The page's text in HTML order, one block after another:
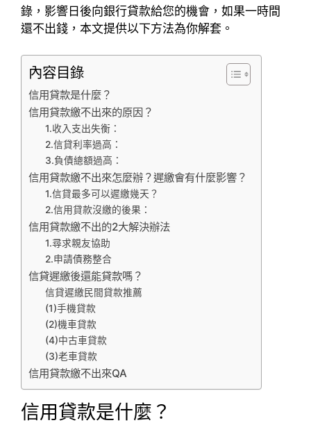
錄，影響日後向銀行貸款給您的機會，如果一時間
還不出錢，本文提供以下方法為你解套。
內容目錄
信用貸款是什麼？
信用貸款繳不出來的原因？
1.收入支出失衡：
2.信貸利率過高：
3.負債總額過高：
信用貸款繳不出來怎麼辦？遲繳會有什麼影響？
1.信貸最多可以遲繳幾天？
2.信用貸款沒繳的後果：
信用貸款繳不出的2大解決辦法
1.尋求親友協助
2.申請債務整合
信貸遲繳後還能貸款嗎？
信貸遲繳民間貸款推薦
(1)手機貸款
(2)機車貸款
(4)中古車貸款
(3)老車貸款
信用貸款繳不出來QA
信用貸款是什麼？